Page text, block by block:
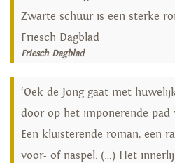
Zwarte schuur is een sterke
Friesch Dagblad
Friesch Dagblad
‘Oek de Jong gaat met
door op het imponerende pad
Een kluisterende roman, een
voor- of naspel. (…) Het